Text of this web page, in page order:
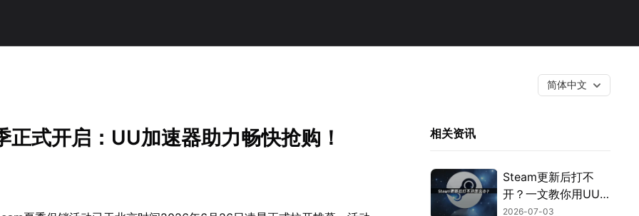
简体中文
正式开启：UU加速器助力畅快抢购！ 相关资讯
Steam更新后打不
开？一文教你用UU
加速器快速解决！
2026-07-03